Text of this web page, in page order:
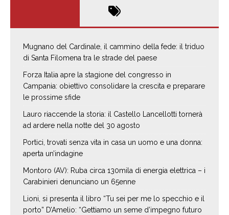
Mugnano del Cardinale, il cammino della fede: il triduo
di Santa Filomena tra le strade del paese
Forza Italia apre la stagione del congresso in
Campania: obiettivo consolidare la crescita e preparare
le prossime sfide
Lauro riaccende la storia: il Castello Lancellotti tornerà
ad ardere nella notte del 30 agosto
Portici, trovati senza vita in casa un uomo e una donna:
aperta un’indagine
Montoro (AV): Ruba circa 130mila di energia elettrica – i
Carabinieri denunciano un 65enne
Lioni, si presenta il libro “Tu sei per me lo specchio e il
porto” D’Amelio: “Gettiamo un seme d’impegno futuro